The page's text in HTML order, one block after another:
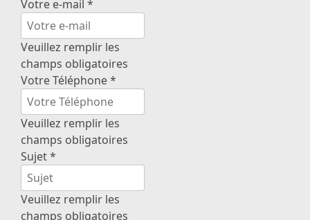
Votre e-mail *
Veuillez remplir les
champs obligatoires
Votre Téléphone*
Veuillez remplir les
champs obligatoires
Sujet*
Veuillez remplir les
champs obligatoires